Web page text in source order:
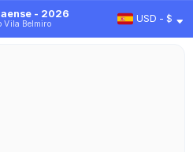
- 2026
Vila Belmiro USD - $